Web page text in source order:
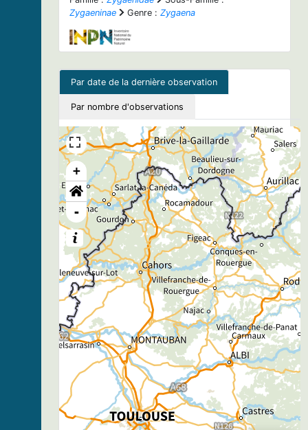
Zygaeninae
Genre : Zygaena
Par date de la dernière observation
Par nombre d'observations
+
-